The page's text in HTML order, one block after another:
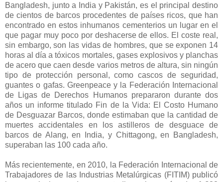
Bangladesh, junto a India y Pakistán, es el principal destino
de cientos de barcos procedentes de países ricos, que han
encontrado en estos inhumanos cementerios un lugar en el
que pagar muy poco por deshacerse de ellos. El coste real,
sin embargo, son las vidas de hombres, que se exponen 14
horas al día a tóxicos mortales, gases explosivos y planchas
de acero que caen desde varios metros de altura, sin ningún
tipo de protección personal, como cascos de seguridad,
guantes o gafas. Greenpeace y la Federación Internacional
de Ligas de Derechos Humanos prepararon durante dos
años un informe titulado Fin de la Vida: El Costo Humano
de Desguazar Barcos, donde estimaban que la cantidad de
muertes accidentales en los astilleros de desguace de
barcos de Alang, en India, y Chittagong, en Bangladesh,
superaban las 100 cada año.
Más recientemente, en 2010, la Federación Internacional de
Trabajadores de las Industrias Metalúrgicas (FITIM) publicó